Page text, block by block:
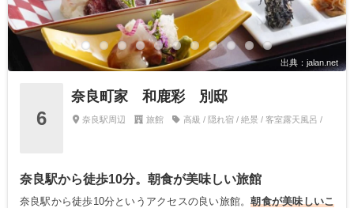
出典：jalan.net
6
奈良町家 和鹿彩 別邸
奈良駅周辺 旅館 高級 / 隠れ宿 / 絶景 / 客室露天風呂 /
奈良駅から徒歩10分。朝食が美味しい旅館
奈良駅から徒歩10分というアクセスの良い旅館。朝食が美味しいこ